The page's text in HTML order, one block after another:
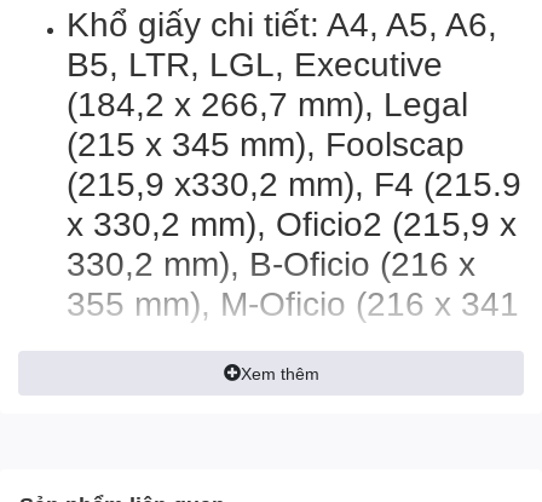
Khổ giấy chi tiết: A4, A5, A6,
B5, LTR, LGL, Executive
(184,2 x 266,7 mm), Legal
(215 x 345 mm), Foolscap
(215,9 x330,2 mm), F4 (215.9
x 330,2 mm), Oficio2 (215,9 x
330,2 mm), B-Oficio (216 x
355 mm), M-Oficio (216 x 341
mm), 4 x 6 inhc, 5 x 7 inch, 7
x 10 inch, 8 x 10 inch, Phong
Xem thêm